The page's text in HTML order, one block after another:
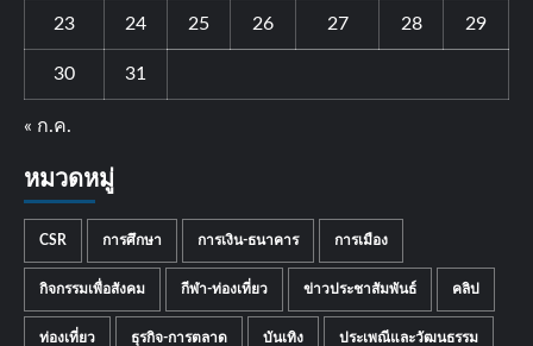
23 24 25 26 27 28 29
30 31
« ก.ค.
หมวดหมู่
CSR การศึกษา การเงิน-ธนาคาร การเมือง
กิจกรรมเพื่อสังคม กีฬา-ท่องเที่ยว ข่าวประชาสัมพันธ์ คลิป
ท่องเที่ยว ธุรกิจ-การตลาด บันเทิง ประเพณีและวัฒนธรรม